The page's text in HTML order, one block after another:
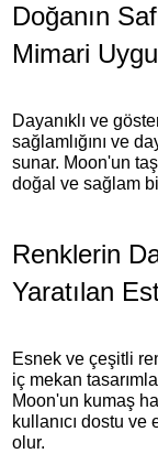
Doğanın
Mimari
Dayanıklı ve
sağlamlığını ve
sunar. Moon'un
doğal ve sağlam
Renklerin
Yaratılan
Esnek ve çeşitli
iç mekan
Moon'un kumaş
kullanıcı dostu ve
olur.